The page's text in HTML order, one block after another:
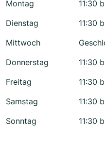
Montag
11:30
Dienstag
11:30
Mittwoch
Donnerstag
11:30
Freitag
11:30
Samstag
11:30
Sonntag
11:30